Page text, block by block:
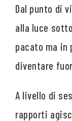
Dal punto di
alla luce
pacato ma in
diventare
A livello di
rapporti